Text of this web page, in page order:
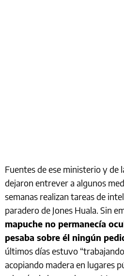
Fuentes de ese ministerio y de
dejaron entrever a algunos
semanas realizan tareas de
paradero de Jones Huala. Sin
mapuche no permanecía
pesaba sobre él ningún
últimos días estuvo
acopiando madera en lugares